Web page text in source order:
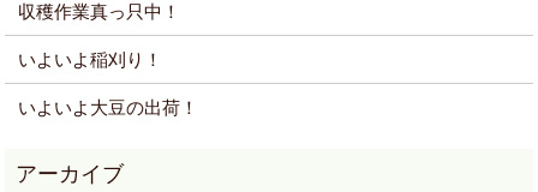
収穫作業真っ只中！
いよいよ稲刈り！
いよいよ大豆の出荷！